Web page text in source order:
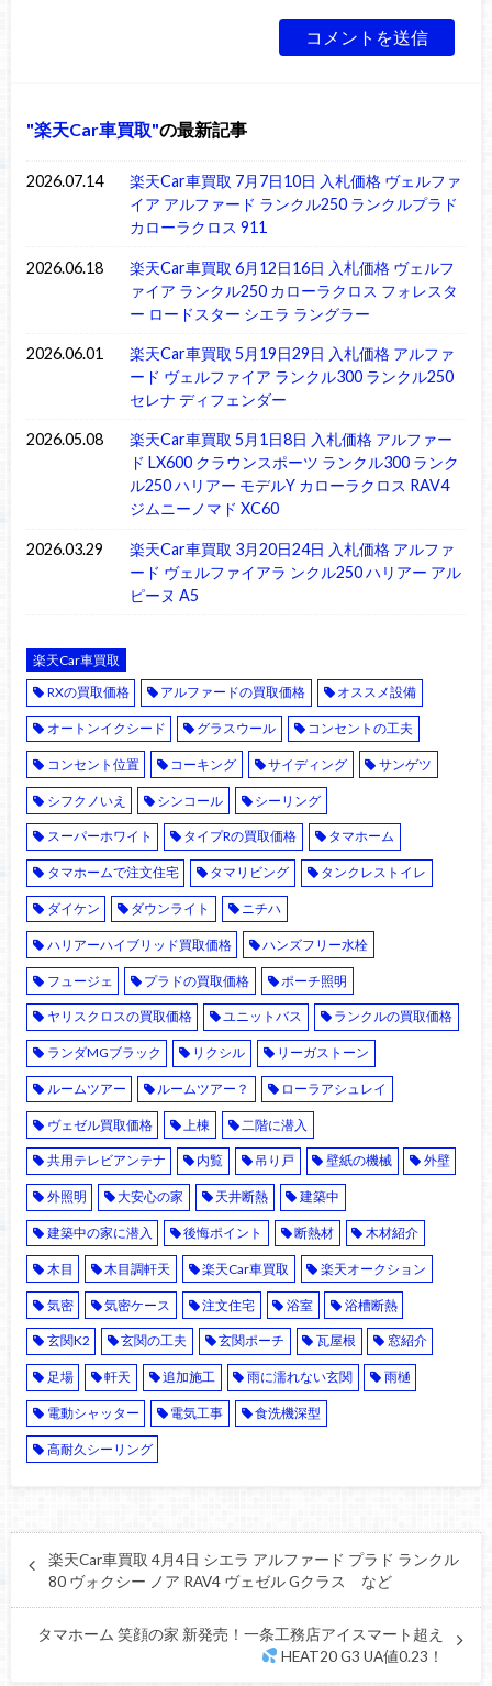
楽天Car車買取 の最新記事
2026.07.14
楽天Car車買取 7月7日10日 入札価格 ヴェルファ
イア アルファード ランクル250 ランクルプラド
カローラクロス 911
2026.06.18
楽天Car車買取 6月12日16日 入札価格 ヴェルフ
ァイア ランクル250 カローラクロス フォレスタ
ー ロードスター シエラ ラングラー
2026.06.01
楽天Car車買取 5月19日29日 入札価格 アルファ
ード ヴェルファイア ランクル300 ランクル250
セレナ ディフェンダー
2026.05.08
楽天Car車買取 5月1日8日 入札価格 アルファー
ド LX600 クラウンスポーツ ランクル300 ランク
ル250 ハリアー モデルY カローラクロス RAV4
ジムニーノマド XC60
2026.03.29
楽天Car車買取 3月20日24日 入札価格 アルファ
ード ヴェルファイアラ ンクル250 ハリアー アル
ピーヌ A5
楽天Car車買取
RXの買取価格
アルファードの買取価格 オススメ設備
オートンイクシード グラスウール コンセントの工夫
コンセント位置 コーキング サイディング サンゲツ
シフクノいえ シンコール シーリング
スーパーホワイト タイプRの買取価格 タマホーム
タマホームで注文住宅 タマリビング タンクレストイレ
ダイケン ダウンライト ニチハ
ハリアーハイブリッド買取価格 ハンズフリー水栓
フュージェ プラドの買取価格 ポーチ照明
ヤリスクロスの買取価格 ユニットバス ランクルの買取価格
ランダMGブラック リクシル リーガストーン
ルームツアー ルームツアー？ ローラアシュレイ
ヴェゼル買取価格 上棟 二階に潜入
共用テレビアンテナ 内覧 吊り戸 壁紙の機械 外壁
外照明 大安心の家 天井断熱 建築中
建築中の家に潜入 後悔ポイント 断熱材 木材紹介
木目 木目調軒天 楽天Car車買取 楽天オークション
気密 気密ケース 注文住宅 浴室 浴槽断熱
玄関K2 玄関の工夫 玄関ポーチ 瓦屋根 窓紹介
足場 軒天 追加施工 雨に濡れない玄関 雨樋
電動シャッター 電気工事 食洗機深型
高耐久シーリング
楽天Car車買取 4月4日 シエラ アルファード プラド ランクル
80 ヴォクシー ノア RAV4 ヴェゼル Gクラス など
タマホーム 笑顔の家 新発売！一条工務店アイスマート超え
HEAT20 G3 UA値0.23！